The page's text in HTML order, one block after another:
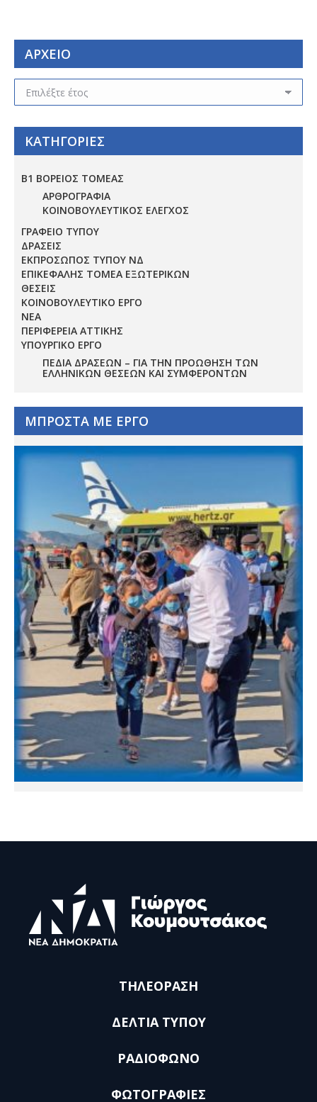
ΑΡΧΕΙΟ
ΑΡΧΕΙΟ
ΚΑΤΗΓΟΡΙΕΣ
Β1 ΒΟΡΕΙΟΣ ΤΟΜΕΑΣ
ΑΡΘΡΟΓΡΑΦΙΑ
ΚΟΙΝΟΒΟΥΛΕΥΤΙΚΟΣ ΕΛΕΓΧΟΣ
ΓΡΑΦΕΙΟ ΤΥΠΟΥ
ΔΡΑΣΕΙΣ
ΕΚΠΡΟΣΩΠΟΣ ΤΥΠΟΥ ΝΔ
ΕΠΙΚΕΦΑΛΗΣ ΤΟΜΕΑ ΕΞΩΤΕΡΙΚΩΝ
ΘΕΣΕΙΣ
ΚΟΙΝΟΒΟΥΛΕΥΤΙΚΟ ΕΡΓΟ
ΝΕΑ
ΠΕΡΙΦΕΡΕΙΑ ΑΤΤΙΚΗΣ
ΥΠΟΥΡΓΙΚΟ ΕΡΓΟ
ΠΕΔΊΑ ΔΡΆΣΕΩΝ – ΓΙΑ ΤΗΝ ΠΡΟΏΘΗΣΗ ΤΩΝ
ΕΛΛΗΝΙΚΏΝ ΘΈΣΕΩΝ ΚΑΙ ΣΥΜΦΕΡΌΝΤΩΝ
ΜΠΡΟΣΤΑ ΜΕ ΕΡΓΟ
ΤΗΛΕΟΡΑΣΗ
ΔΕΛΤΙΑ ΤΥΠΟΥ
ΡΑΔΙΟΦΩΝΟ
ΦΩΤΟΓΡΑΦΙΕΣ